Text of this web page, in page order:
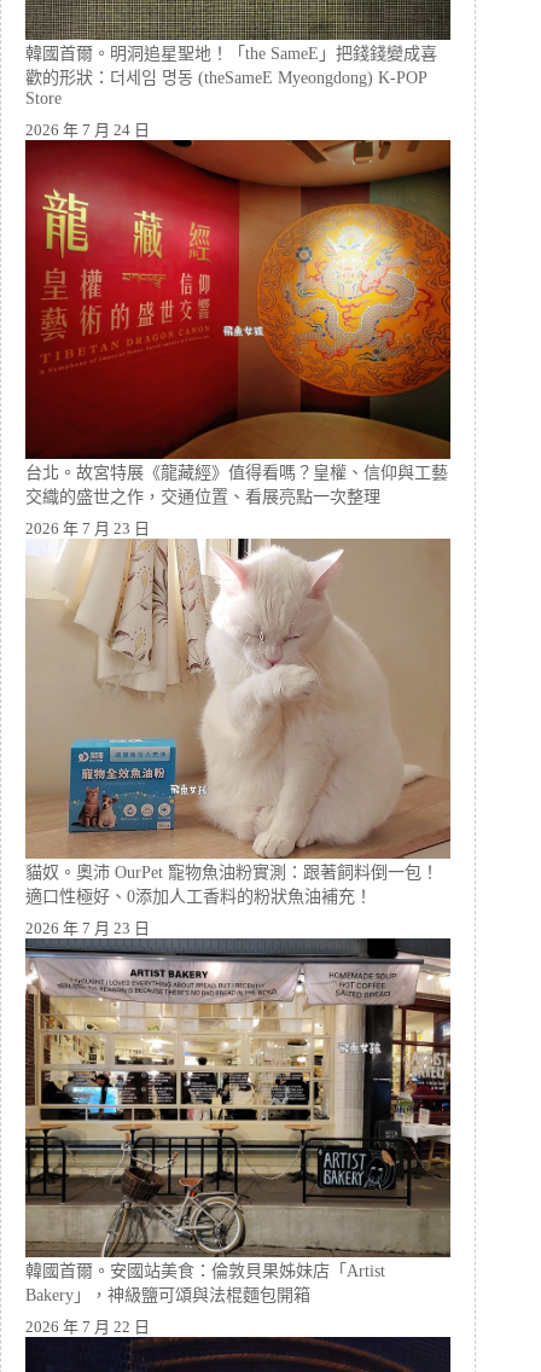
韓國首爾。明洞追星聖地！「the SameE」把錢錢變成喜
歡的形狀：더세임 명동 (theSameE Myeongdong) K-POP
Store
2026 年 7 月 24 日
台北。故宮特展《龍藏經》值得看嗎？皇權、信仰與工藝
交織的盛世之作，交通位置、看展亮點一次整理
2026 年 7 月 23 日
貓奴。奧沛 OurPet 寵物魚油粉實測：跟著飼料倒一包！
適口性極好、0添加人工香料的粉狀魚油補充！
2026 年 7 月 23 日
韓國首爾。安國站美食：倫敦貝果姊妹店「Artist
Bakery」，神級鹽可頌與法棍麵包開箱
2026 年 7 月 22 日